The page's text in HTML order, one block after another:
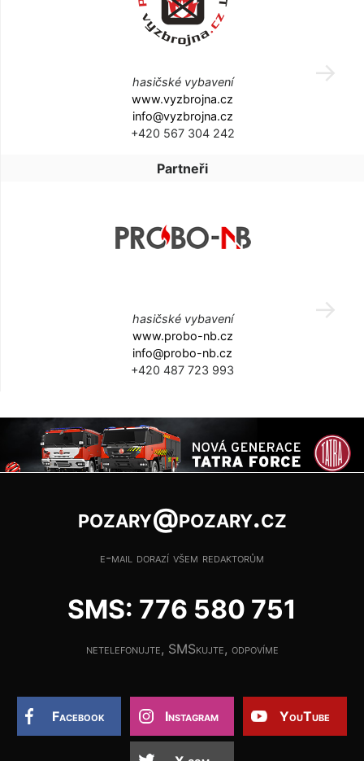
hasičské vybavení
www.vyzbrojna.cz
info@vyzbrojna.cz
+420 567 304 242
Partneři
hasičské vybavení
www.probo-nb.cz
info@probo-nb.cz
+420 487 723 993
pozary@pozary.cz
e-mail dorazí všem redaktorům
SMS: 776 580 751
netelefonujte, SMSkujte, odpovíme
Facebook Instagram YouTube